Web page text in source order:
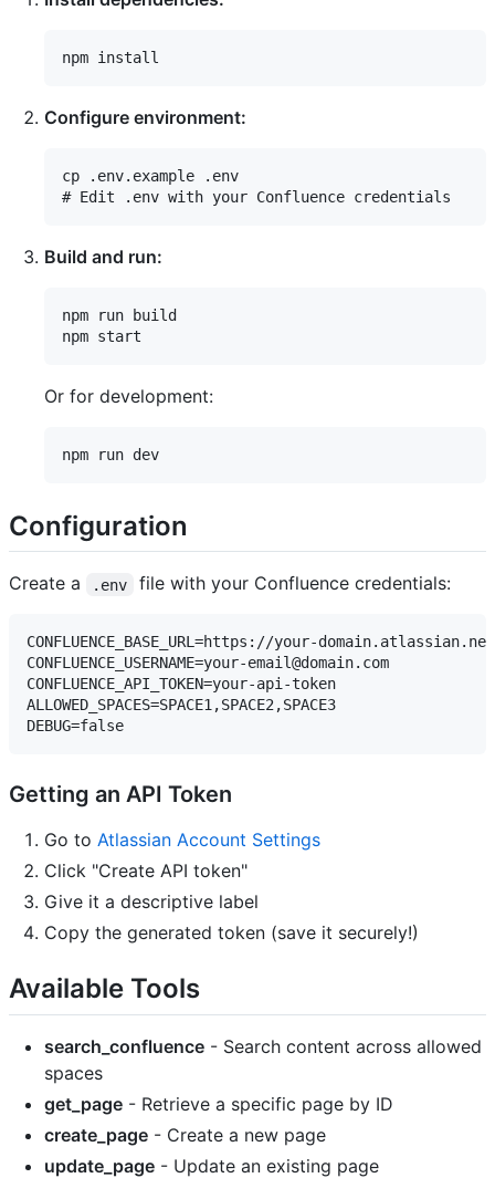
Configure environment:
cp .env.example .env
Build and run:
npm run build
Or for development:
Configuration
Create a .env file with your Confluence credentials:
CONFLUENCE_BASE_URL=https://your-domain.atlassian.net
CONFLUENCE_USERNAME=your-email@domain.com
CONFLUENCE_API_TOKEN=your-api-token
ALLOWED_SPACES=SPACE1,SPACE2,SPACE3
Getting an API Token
Go to Atlassian Account Settings
Click "Create API token"
Give it a descriptive label
Copy the generated token (save it securely!)
Available Tools
search_confluence - Search content across allowed
spaces
get_page - Retrieve a specific page by ID
create_page - Create a new page
update_page - Update an existing page